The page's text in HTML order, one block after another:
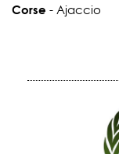
Corse - Ajaccio